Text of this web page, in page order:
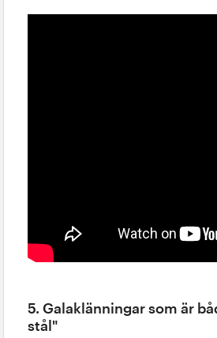
5. Galaklänningar som är
stål"